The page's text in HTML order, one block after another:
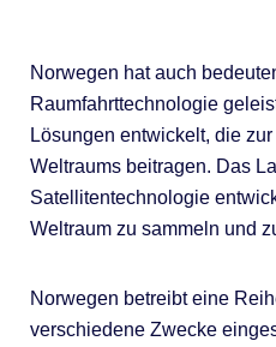
Norwegen hat auch
Raumfahrttechnologie
Lösungen entwickelt, die
Weltraums beitragen. Das
Satellitentechnologie
Weltraum zu sammeln und
Norwegen betreibt eine
verschiedene Zwecke